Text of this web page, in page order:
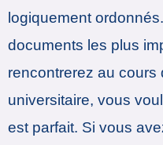
logiquement
documents les plus
rencontrerez au cours
universitaire, vous
est parfait. Si vous